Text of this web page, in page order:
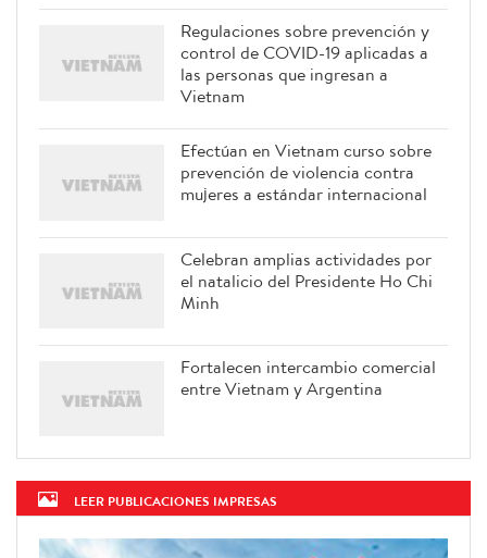
Regulaciones sobre prevención y
control de COVID-19 aplicadas a
las personas que ingresan a
Vietnam
Efectúan en Vietnam curso sobre
prevención de violencia contra
mujeres a estándar internacional
Celebran amplias actividades por
el natalicio del Presidente Ho Chi
Minh
Fortalecen intercambio comercial
entre Vietnam y Argentina
LEER PUBLICACIONES IMPRESAS